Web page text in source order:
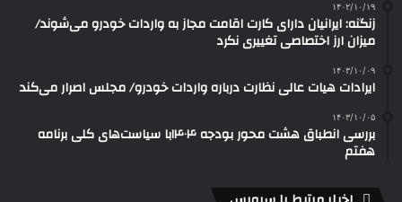
۱۴۰۲/۱۰/۱۹
زنگنه: ایرانیان دارای کارت اقامت مجاز به واردات خودرو می‌شوند/
میزان ارز اختصاصی تغییری نکرد
۱۴۰۳/۱۰/۰۹
ایرادات هیات عالی نظارت درباره واردات خودرو/ مجلس اصرار می‌کند
۱۴۰۳/۱۰/۰۵
بررسی انطباق هشت محور بودجه ۱۴۰۴با سیاست‌های کلی برنامه
هفتم